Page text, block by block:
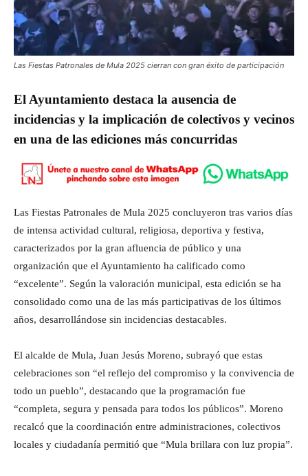
Las Fiestas Patronales de Mula 2025 cierran con gran éxito de participación
El Ayuntamiento destaca la ausencia de
incidencias y la implicación de colectivos y vecinos
en una de las ediciones más concurridas
Las Fiestas Patronales de Mula 2025 concluyeron tras varios días
de intensa actividad cultural, religiosa, deportiva y festiva,
caracterizados por la gran afluencia de público y una
organización que el Ayuntamiento ha calificado como
“excelente”. Según la valoración municipal, esta edición se ha
consolidado como una de las más participativas de los últimos
años, desarrollándose sin incidencias destacables.
El alcalde de Mula, Juan Jesús Moreno, subrayó que estas
celebraciones son “el reflejo del compromiso y la convivencia de
todo un pueblo”, destacando que la programación fue
“completa, segura y pensada para todos los públicos”. Moreno
recalcó que la coordinación entre administraciones, colectivos
locales y ciudadanía permitió que “Mula brillara con luz propia”.